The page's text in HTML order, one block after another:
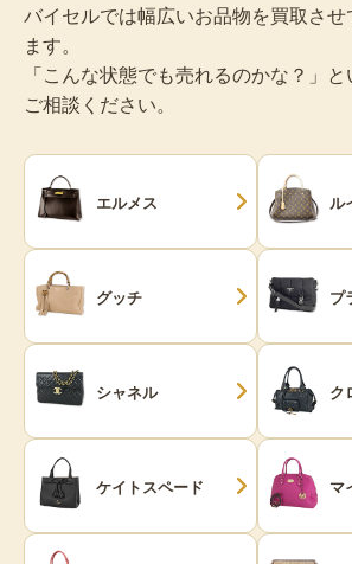
バイセルでは幅広いお品物を買取させ
ます。
「こんな状態でも売れるのかな？」
ご相談ください。
エルメス ル
グッチ プ
シャネル ク
ケイトスペード マ